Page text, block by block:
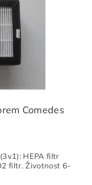
Comedes
HEPA filtr
filtr. Životnost 6-